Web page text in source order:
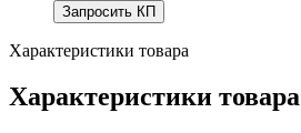
Запросить КП
Характеристики товара
Характеристики товара